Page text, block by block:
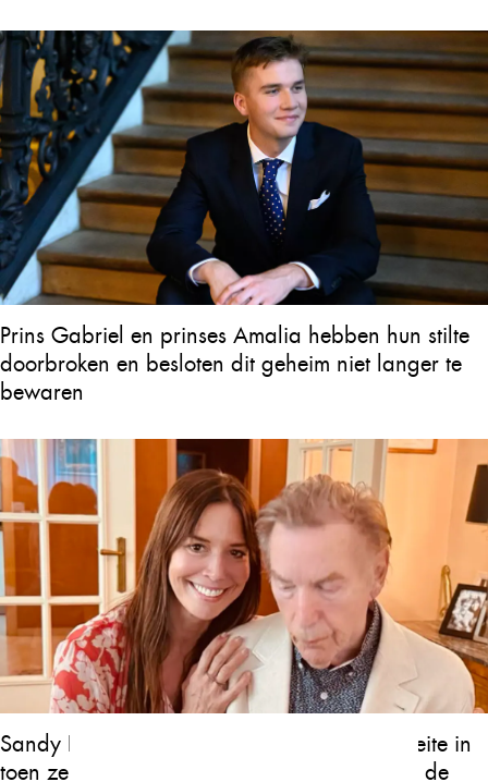
Prins Gabriel en prinses Amalia hebben hun stilte
doorbroken en besloten dit geheim niet langer te
bewaren
Sandy Blanckaert hield haar tranen met moeite in
toen ze voor het eerst openhartig sprak over de